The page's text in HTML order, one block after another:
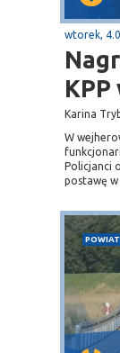
wtorek,
Karina
W
Policjanci
postawę
krajową nr 6